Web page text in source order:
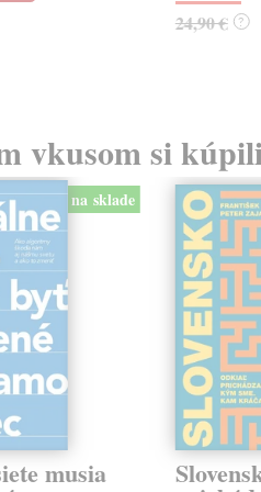
24,90 € ?
vkusom si
na sklade
musia